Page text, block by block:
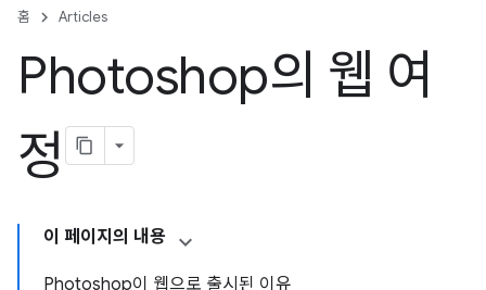
홈 Articles
Photoshop의 웹 여
정
이 페이지의 내용
Photoshop이 웹으로 출시된 이유